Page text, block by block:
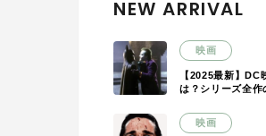
NEW ARRIVAL
映画
【2025最新】
は？シリーズ全作
映画